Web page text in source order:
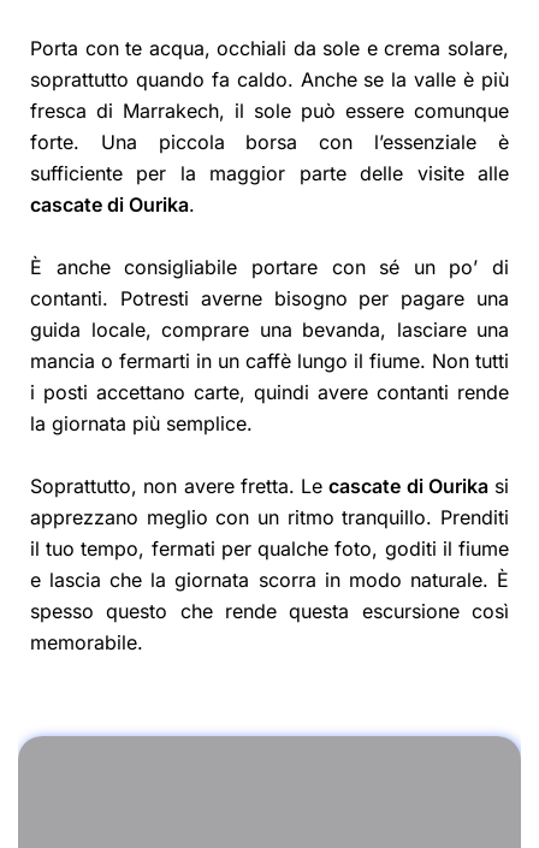
Porta con te acqua, occhiali da sole e crema solare,
soprattutto quando fa caldo. Anche se la valle è più
fresca di Marrakech, il sole può essere comunque
forte. Una piccola borsa con l’essenziale è
sufficiente per la maggior parte delle visite alle
cascate di Ourika.
È anche consigliabile portare con sé un po’ di
contanti. Potresti averne bisogno per pagare una
guida locale, comprare una bevanda, lasciare una
mancia o fermarti in un caffè lungo il fiume. Non tutti
i posti accettano carte, quindi avere contanti rende
la giornata più semplice.
Soprattutto, non avere fretta. Lecascate di Ourikasi
apprezzano meglio con un ritmo tranquillo. Prenditi
il tuo tempo, fermati per qualche foto, goditi il fiume
e lascia che la giornata scorra in modo naturale. È
spesso questo che rende questa escursione così
memorabile.